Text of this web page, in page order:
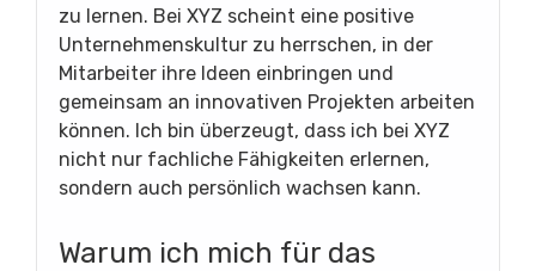
zu lernen. Bei XYZ scheint eine positive
Unternehmenskultur zu herrschen, in der
Mitarbeiter ihre Ideen einbringen und
gemeinsam an innovativen Projekten arbeiten
können. Ich bin überzeugt, dass ich bei XYZ
nicht nur fachliche Fähigkeiten erlernen,
sondern auch persönlich wachsen kann.
Warum ich mich für das